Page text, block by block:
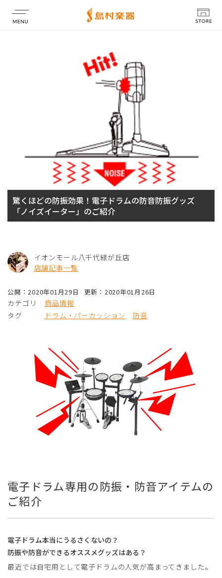
驚くほどの防振効果！電子ドラムの防音防振グッズ
「ノイズイーター」のご紹介
イオンモール八千代緑が丘店
店舗記事一覧
公開：2020年01月29日 更新：2020年01月26日
カテゴリ
商品情報
タグ
ドラム・パーカッション 防音
電子ドラム専用の防振・防音アイテムの
ご紹介
電子ドラム本当にうるさくないの？
防振や防音ができるオススメグッズはある？
最近では自宅用として電子ドラムの人気が高まってきました。